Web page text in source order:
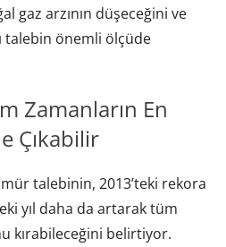
gaz arzının düşeceğini ve
talebin önemli ölçüde
Zamanların En
Çıkabilir
talebinin, 2013’teki rekora
yıl daha da artarak tüm
kırabileceğini belirtiyor.